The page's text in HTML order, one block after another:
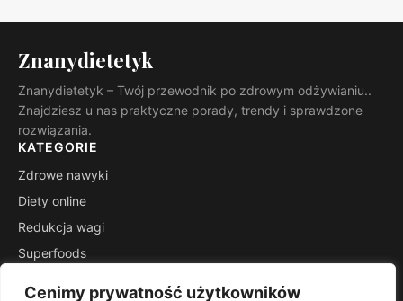
Cenimy prywatność użytkowników
Znanydietetyk
Znanydietetyk – Twój przewodnik po zdrowym odżywianiu..
Znajdziesz u nas praktyczne porady, trendy i sprawdzone
rozwiązania.
KATEGORIE
Zdrowe nawyki
Diety online
Redukcja wagi
Superfoods